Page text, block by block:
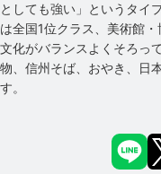
としても強い」というタイ
は全国1位クラス、美術館
文化がバランスよくそろっ
物、信州そば、おやき、日
す。